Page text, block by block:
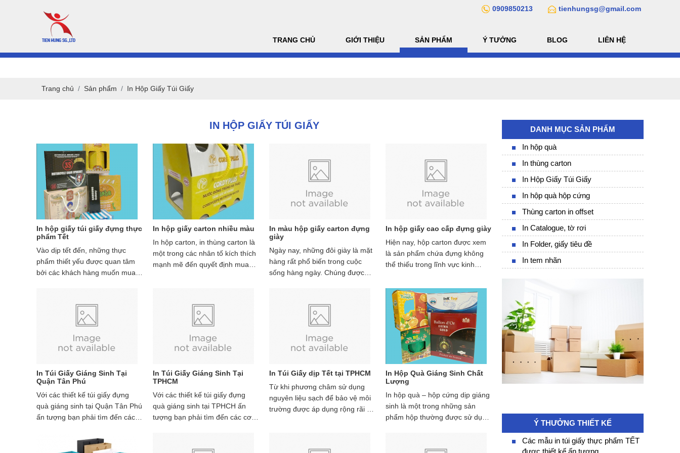
0909850213 tienhungsg@gmail.com
TRANG CHỦ GIỚI THIỆU SẢN PHẨM Ý TƯỞNG BLOG LIÊN HỆ
Trang chủ Sản phẩm In Hộp Giấy Túi Giấy
IN HỘP GIẤY TÚI GIẤY
In hộp giấy túi giấy đựng thực
phẩm Tết
Vào dịp tết đến, những thực
phẩm thiết yếu được quan tâm
bởi các khách hàng muốn mua
vừa cần thiết như vậy nhưng lại
không được trang trí đẹp mắt
In hộp giấy carton nhiều màu
In hộp carton, in thùng carton là
một trong các nhân tố kích thích
mạnh mẽ đến quyết định mua
In màu hộp giấy carton đựng
giày
Ngày nay, những đôi giày là mặt
hàng rất phổ biến trong cuộc
sống hàng ngày. Chúng được
thế, việc đầu tư in ấn, đóng gói
giày được nhiều doanh nghiệp
lẫn khách hàng biết đến. Để hiểu
rõ hơn về hộp giấy đựng giày
này, bạn đọc có thể tham khảo
In hộp giấy cao cấp đựng giày
Hiện nay, hộp carton được xem
là sản phẩm chứa đựng không
thể thiếu trong lĩnh vực kinh
dụng hộp giấy đựng giày giúp
bảo vệ sản phẩm tốt hơn, đồng
thời thể hiện sự chuyên nghiệp
và sang trọng của công ty mình
Việc sử dụng dịch vụ in hộp giấy
đựng giày đẹp hiện đang được
nhiều khách hàng bởi đây là
công cụ quảng bá thương hiệu
tốt đến tới khách hàng.
In Túi Giấy Giáng Sinh Tại
Quận Tân Phú
Với các thiết kế túi giấy đựng
quà giáng sinh tại Quận Tân Phú
ấn tượng bạn phải tìm đến các
nhưng trước tiên bạn phải có sơ
lược ý tưởng đã
In Túi Giấy Giáng Sinh Tại
TPHCM
Với các thiết kế túi giấy đựng
quà giáng sinh tại TPHCH ấn
tượng bạn phải tìm đến các cơ
In Túi Giấy dịp Tết tại TPHCM
Từ khi phương châm sử dụng
nguyên liệu sạch để bảo vệ môi
trường được áp dụng rộng rãi tại
In Hộp Quà Giáng Sinh Chất
Lượng
In hộp quà – hộp cứng dịp giáng
sinh là một trong những sản
phẩm hộp thường được sử dụng
DANH MỤC SẢN PHẨM
In hộp quà
In thùng carton
In Hộp Giấy Túi Giấy
In hộp quà hộp cứng
Thùng carton in offset
In Catalogue, tờ rơi
In Folder, giấy tiêu đề
In tem nhãn
Ý THƯỞNG THIẾT KẾ
Các mẫu in túi giấy thực phẩm TẾT
được thiết kế ấn tượng